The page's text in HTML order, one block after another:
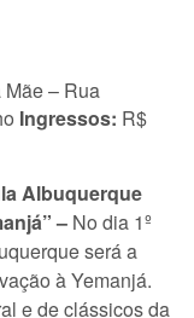
– Rua
Ingressos: R$
Albuquerque
– No dia 1º
será a
à Yemanjá.
e de clássicos da